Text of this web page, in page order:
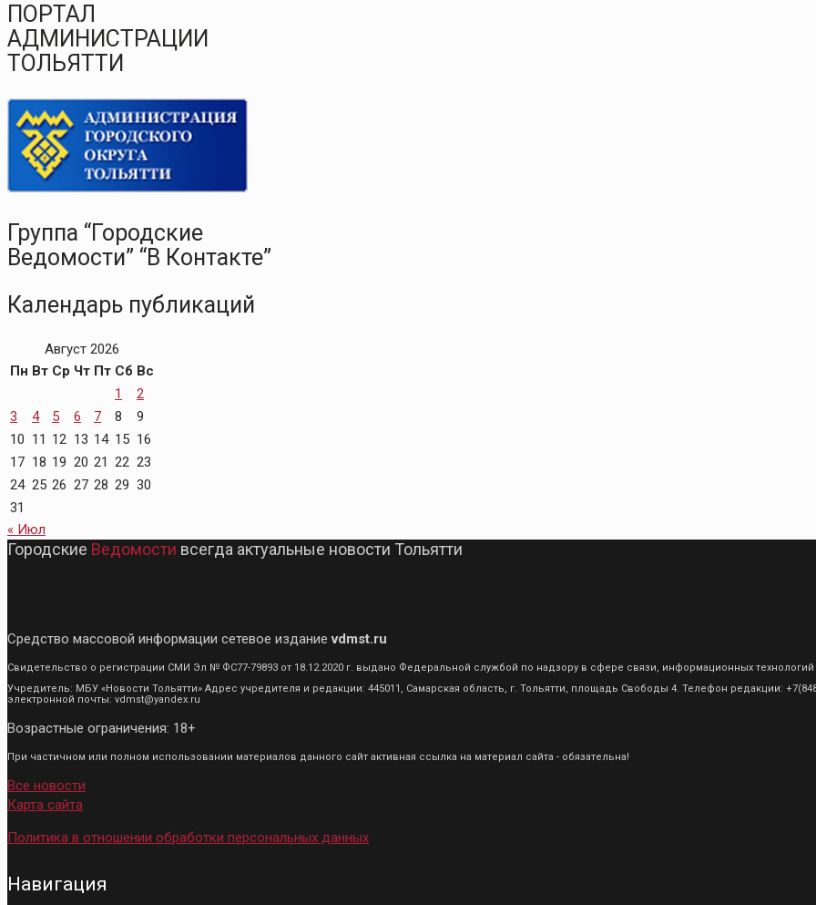
ПОРТАЛ
АДМИНИСТРАЦИИ
ТОЛЬЯТТИ
Группа “Городские
Ведомости” “В Контакте”
Календарь публикаций
Август 2026
Пн Вт Ср Чт Пт Сб Вс
1
2
3
4 5 6 7 8
9
10 11 12 13 14 15 16
17 18 19 20 21 22 23
24 25 26 27 28 29 30
31
« Июл
Городские Ведомости всегда актуальные новости Тольятти
Средство массовой информации сетевое изданиеvdmst.ru
Свидетельство о регистрации СМИ Эл № ФС77-79893 от 18.12.2020 г. выдано Федеральной службой по надзору в сфере связи, информационных
Учредитель: МБУ «Новости Тольятти» Адрес учредителя и редакции: 445011, Самарская область, г. Тольятти, площадь Свободы 4. Телефон редакции:
электронной почты: vdmst@yandex.ru
Возрастные ограничения: 18+
При частичном или полном использовании материалов данного сайт активная ссылка на материал сайта - обязательна!
Все новости
Карта сайта
Политика в отношении обработки персональных данных
Навигация